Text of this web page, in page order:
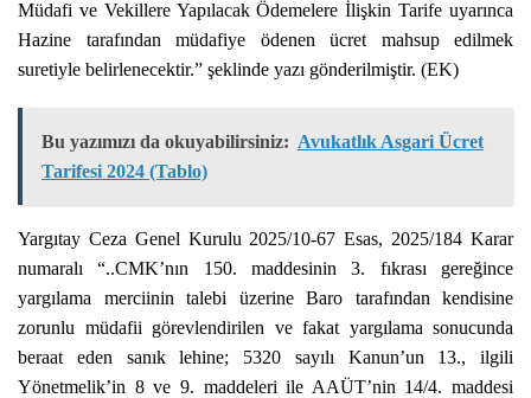
Müdafi ve Vekillere Yapılacak Ödemelere İlişkin Tarife uyarınca
Hazine tarafından müdafiye ödenen ücret mahsup edilmek
suretiyle belirlenecektir.” şeklinde yazı gönderilmiştir. (EK)
Bu yazımızı da okuyabilirsiniz: Avukatlık Asgari Ücret
Tarifesi 2024 (Tablo)
Yargıtay Ceza Genel Kurulu 2025/10-67 Esas, 2025/184 Karar
numaralı “..CMK’nın 150. maddesinin 3. fıkrası gereğince
yargılama merciinin talebi üzerine Baro tarafından kendisine
zorunlu müdafii görevlendirilen ve fakat yargılama sonucunda
beraat eden sanık lehine; 5320 sayılı Kanun’un 13., ilgili
Yönetmelik’in 8 ve 9. maddeleri ile AAÜT’nin 14/4. maddesi